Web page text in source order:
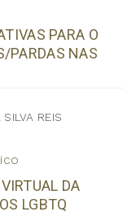
PARA O
PARDAS NAS
REIS
DA
LGBTQ